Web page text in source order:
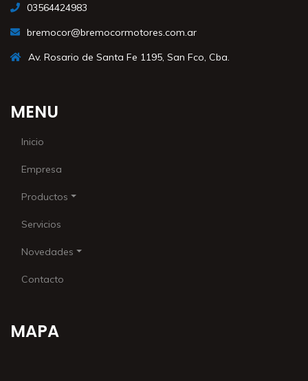
03564424983
bremocor@bremocormotores.com.ar
Av. Rosario de Santa Fe 1195, San Fco, Cba.
MENU
Inicio
Empresa
Productos
Servicios
Novedades
Contacto
MAPA